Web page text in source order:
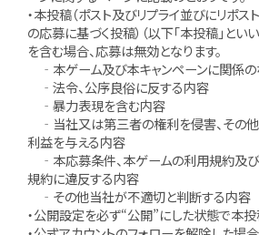
・本投稿（ポスト及びリプライ並びにリポ
の応募に基づく投稿）（以下「本投稿」とい
を含む場合、応募は無効となります。
‐本ゲーム及び本キャンペーンに関係
‐法令、公序良俗に反する内容
‐暴力表現を含む内容
‐当社又は第三者の権利を侵害、その
利益を与える内容
‐本応募条件、本ゲームの利用規約及
規約に違反する内容
‐その他当社が不適切と判断する内容
・公開設定を必ず“公開”にした状態で本投